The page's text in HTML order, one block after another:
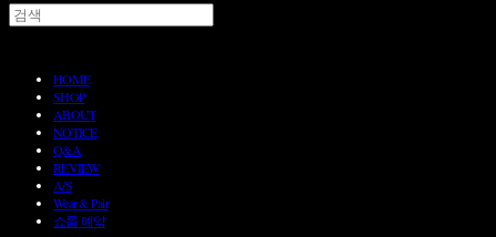
HOME
SHOP
ABOUT
NOTICE
Q&A
REVIEW
A/S
Wear & Pair
쇼룸 예약